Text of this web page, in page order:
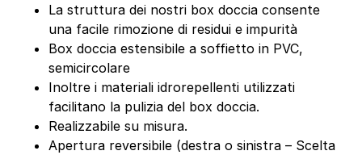
La struttura dei nostri box doccia consente
una facile rimozione di residui e impurità
Box doccia estensibile a soffietto in PVC,
semicircolare
Inoltre i materiali idrorepellenti utilizzati
facilitano la pulizia del box doccia.
Realizzabile su misura.
Apertura reversibile (destra o sinistra – Scelta